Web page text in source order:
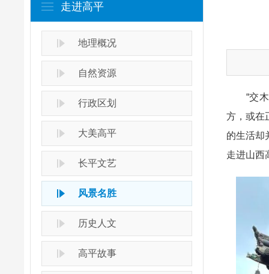
走进高平
地理概况
自然资源
行政区划
大美高平
长平文艺
风景名胜
历史人文
高平故事
“交木
方，或在
的生活却
走进山西